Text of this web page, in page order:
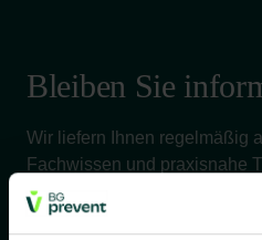
Bleiben Sie
Wir liefern Ihnen regelmäßig
Fachwissen und praxisnahe
und Gesundheit bei der
und zuverlässig.